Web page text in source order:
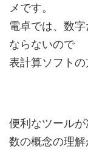
メです。
電卓では、数
ならないので
表計算ソフトの
便利なツール
数の概念の理